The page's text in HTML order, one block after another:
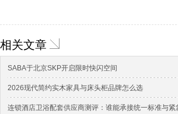
相关文章
SABA于北京SKP开启限时快闪空间
2026现代简约实木家具与床头柜品牌怎么选
连锁酒店卫浴配套供应商测评：谁能承接统一标准与紧